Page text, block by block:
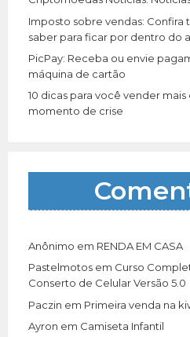
Imposto sobre vendas:
saber para ficar por dentro do
PicPay: Receba ou envie
máquina de cartão
10 dicas para você vender
momento de crise
Anônimo em RENDA EM CASA
Pastelmotos em Curso
Conserto de Celular Versão 5.0
Paczin em Primeira venda na
Ayron em Camiseta Infantil